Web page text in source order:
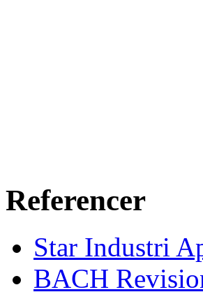
Referencer
Star Industri
BACH